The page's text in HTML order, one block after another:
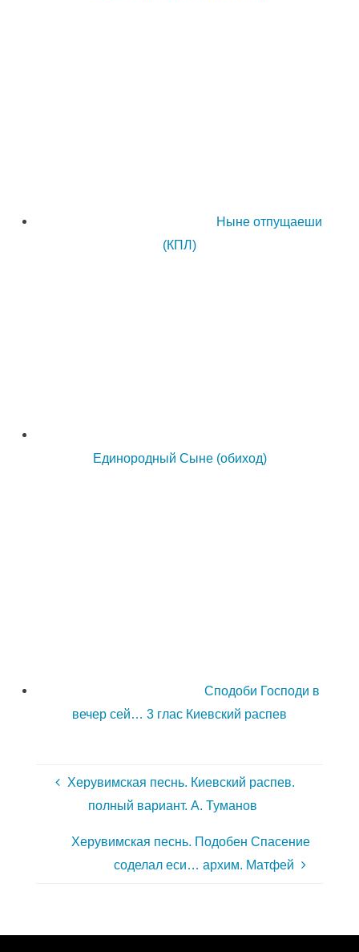
Ныне отпущаеши
(КПЛ)
Единородный Сыне (обиход)
Сподоби Господи в
вечер сей… 3 глас Киевский распев
Херувимская песнь. Киевский распев.
полный вариант. А. Туманов
Херувимская песнь. Подобен Спасение
соделал еси… архим. Матфей